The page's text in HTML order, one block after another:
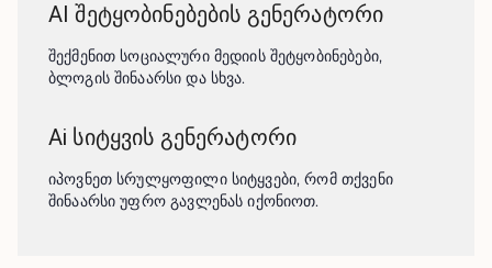
AI შეტყობინებების გენერატორი
შექმენით სოციალური მედიის შეტყობინებები,
ბლოგის შინაარსი და სხვა.
Ai სიტყვის გენერატორი
იპოვნეთ სრულყოფილი სიტყვები, რომ თქვენი
შინაარსი უფრო გავლენას იქონიოთ.